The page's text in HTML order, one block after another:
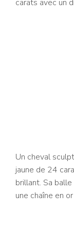
carats avec un
Un cheval
jaune de 24
brillant. Sa
une chaîne en